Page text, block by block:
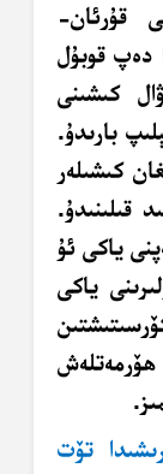
قۇرئان-
دەپ قوبۇل
كىشىنى
بارىدۇ.
كىشىلەر
قىلىنىدۇ.
ياكى ئۇ
ياكى
تۆت